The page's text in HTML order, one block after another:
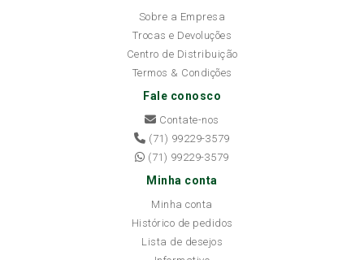
Sobre a Empresa
Trocas e Devoluções
Centro de Distribuição
Termos & Condições
Fale conosco
Contate-nos
(71) 99229-3579
(71) 99229-3579
Minha conta
Minha conta
Histórico de pedidos
Lista de desejos